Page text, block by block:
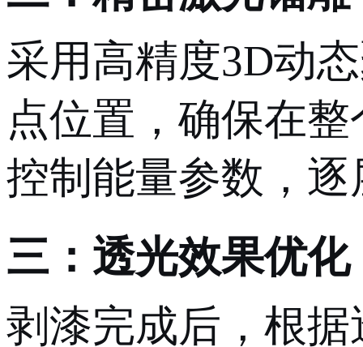
采用高精度3D动
点位置，确保在
控制能量参数，
三：透光效果优化
剥漆完成后，根